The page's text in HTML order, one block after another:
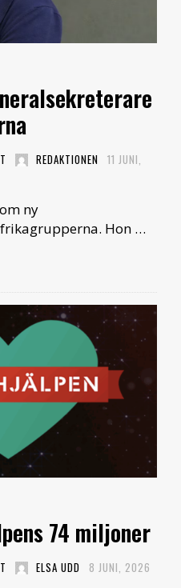
REDAKTIONEN 11 JUNI,
ny
Hon …
74 miljoner
ELSA UDD 8 JUNI, 2026